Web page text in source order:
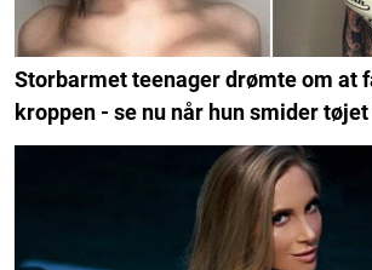
Storbarmet teenager drømte om at
kroppen - se nu når hun smider